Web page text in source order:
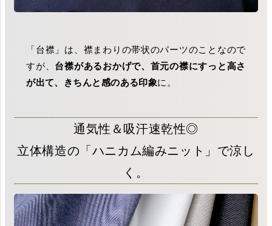
「台襟」は、襟まわりの帯状のパーツのことなので
すが、 台襟があるおかげで、首元の襟にすっと高さ
が出て、きちんと感のある印象に。
通気性＆吸汗速乾性◎
立体構造の「ハニカム編みニット」で涼し
く。